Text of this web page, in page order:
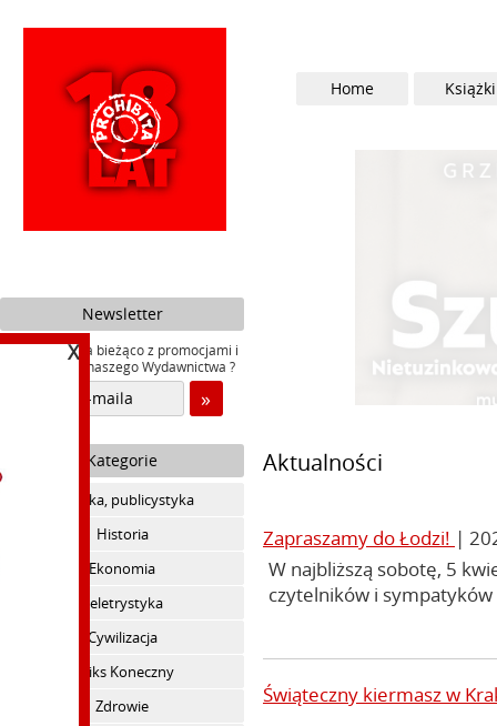
Newsletter
Chcesz być na bieżąco z promocjami i
nowościami naszego Wydawnictwa ?
Kategorie
Polityka, publicystyka
Historia
Ekonomia
Beletrystyka
Cywilizacja
Feliks Koneczny
Zdrowie
Książki
Home
Aktualności
Zapraszamy do Łodzi! |
W najbliższą sobotę, 5
czytelników i
Świąteczny kiermasz w
X